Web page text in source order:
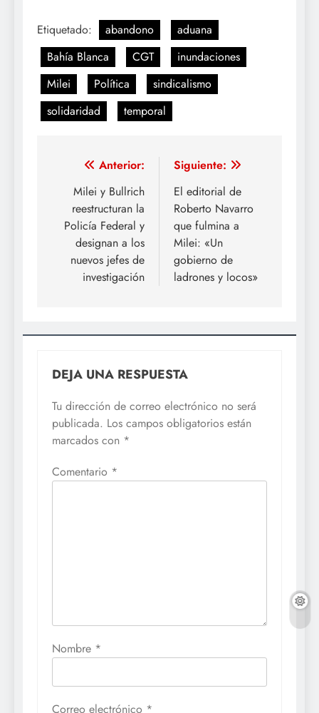
Etiquetado: abandono
aduana
Bahía Blanca
CGT
inundaciones
Milei
Política
sindicalismo
solidaridad
temporal
Navegación
entradas
Anterior:
Milei y Bullrich
reestructuran la
Policía Federal y
designan a los
nuevos jefes de
investigación
Siguiente:
El editorial de
Roberto Navarro
que fulmina a
Milei: «Un
gobierno de
ladrones y locos»
DEJA UNA RESPUESTA
Tu dirección de correo electrónico no será
publicada. Los campos obligatorios están
marcados con *
Comentario *
Nombre *
Correo electrónico *